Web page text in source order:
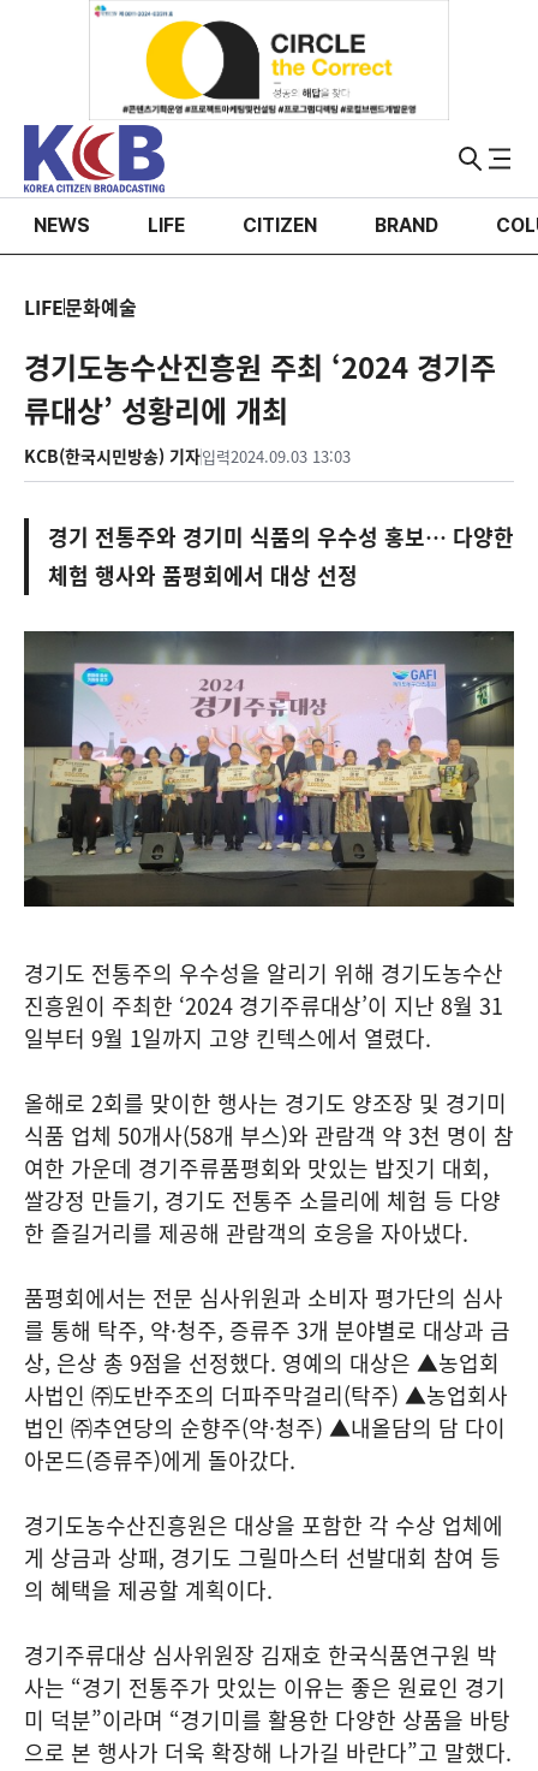
NEWS LIFE CITIZEN BRAND
LIFE문화예술
경기도농수산진흥원 주최 ‘2024 경기주
류대상’ 성황리에 개최
KCB(한국시민방송) 기자입력2024.09.03 13:03
경기 전통주와 경기미 식품의 우수성 홍보… 다양한
체험 행사와 품평회에서 대상 선정
경기도 전통주의 우수성을 알리기 위해 경기도농수산
진흥원이 주최한 ‘2024 경기주류대상’이 지난 8월 31
일부터 9월 1일까지 고양 킨텍스에서 열렸다.
올해로 2회를 맞이한 행사는 경기도 양조장 및 경기미
식품 업체 50개사(58개 부스)와 관람객 약 3천 명이 참
여한 가운데 경기주류품평회와 맛있는 밥짓기 대회,
쌀강정 만들기, 경기도 전통주 소믈리에 체험 등 다양
한 즐길거리를 제공해 관람객의 호응을 자아냈다.
품평회에서는 전문 심사위원과 소비자 평가단의 심사
를 통해 탁주, 약·청주, 증류주 3개 분야별로 대상과 금
상, 은상 총 9점을 선정했다. 영예의 대상은 ▲농업회
사법인 ㈜도반주조의 더파주막걸리(탁주) ▲농업회사
법인 ㈜추연당의 순향주(약·청주) ▲내올담의 담 다이
아몬드(증류주)에게 돌아갔다.
경기도농수산진흥원은 대상을 포함한 각 수상 업체에
게 상금과 상패, 경기도 그릴마스터 선발대회 참여 등
의 혜택을 제공할 계획이다.
경기주류대상 심사위원장 김재호 한국식품연구원 박
사는 “경기 전통주가 맛있는 이유는 좋은 원료인 경기
미 덕분”이라며 “경기미를 활용한 다양한 상품을 바탕
으로 본 행사가 더욱 확장해 나가길 바란다”고 말했다.